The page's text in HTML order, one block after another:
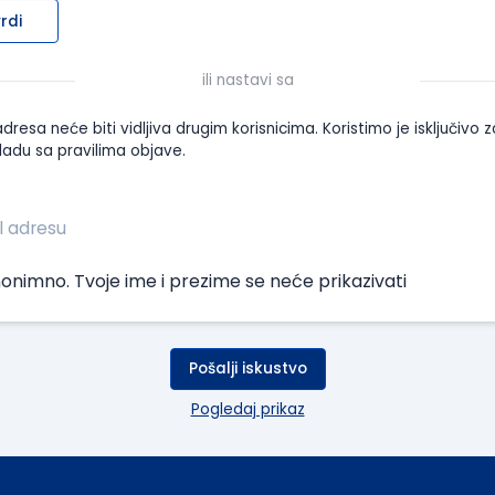
ili nastavi sa
neće biti vidljiva drugim korisnicima. Koristimo je isključivo
sa pravilima objave.
Tvoje ime i prezime se neće prikazivati
Pošalji iskustvo
Pogledaj prikaz